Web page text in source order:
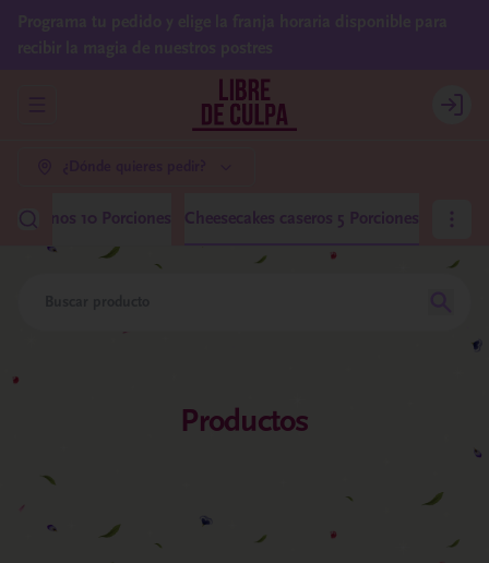
Login
Medianos 10 Porciones Cheesecakes caseros 5 Porciones
Productos